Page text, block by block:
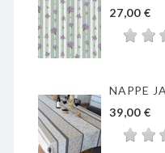
27,00 €
39,00 €